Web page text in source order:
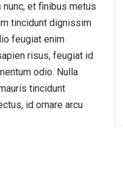
et finibus metus
tincidunt dignissim
feugiat enim
risus, feugiat id
odio. Nulla
tincidunt
id ornare arcu